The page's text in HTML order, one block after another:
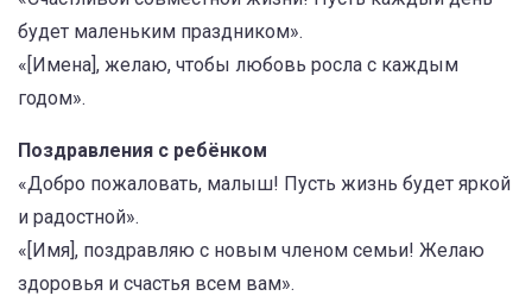
будет маленьким праздником».
«[Имена], желаю, чтобы любовь росла с каждым
годом».
Поздравления с ребёнком
«Добро пожаловать, малыш! Пусть жизнь будет яркой
и радостной».
«[Имя], поздравляю с новым членом семьи! Желаю
здоровья и счастья всем вам».